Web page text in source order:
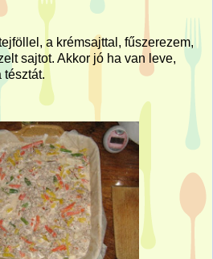
a krémsajttal, fűszerezem,
sajtot. Akkor jó ha van leve,
tésztát.